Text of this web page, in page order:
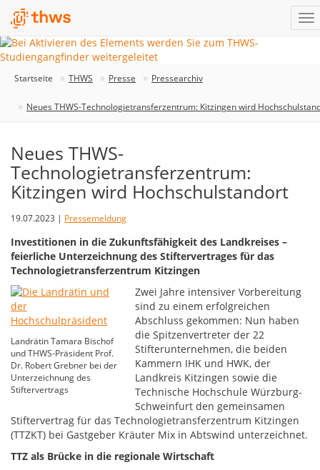
Startseite THWS Presse Pressearchiv
Neues THWS-Technologietransferzentrum: Kitzingen wird
Neues THWS-
Technologietransferzentrum:
Kitzingen wird Hochschulstandort
19.07.2023 | Pressemeldung
Investitionen in die Zukunftsfähigkeit des Landkreises –
feierliche Unterzeichnung des Stiftervertrages für das
Technologietransferzentrum Kitzingen
Landrätin Tamara Bischof
und THWS-Präsident Prof.
Dr. Robert Grebner bei der
Unterzeichnung des
Stiftervertrags
Zwei Jahre intensiver Vorbereitung
sind zu einem erfolgreichen
Abschluss gekommen: Nun haben
die Spitzenvertreter der 22
Stifterunternehmen, die beiden
Kammern IHK und HWK, der
Landkreis Kitzingen sowie die
Technische Hochschule Würzburg-
Schweinfurt den gemeinsamen
Stiftervertrag für das Technologietransferzentrum Kitzingen
(TTZKT) bei Gastgeber Kräuter Mix in Abtswind unterzeichnet.
TTZ als Brücke in die regionale Wirtschaft